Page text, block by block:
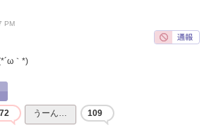
PM
｀*)
うーん… 109